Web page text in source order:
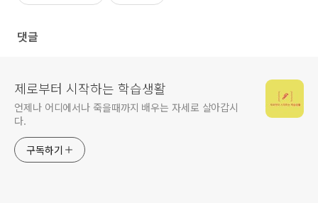
댓글
제로부터 시작하는 학습생활
언제나 어디에서나 죽을때까지 배우는 자세로 살아갑시
다.
구독하기